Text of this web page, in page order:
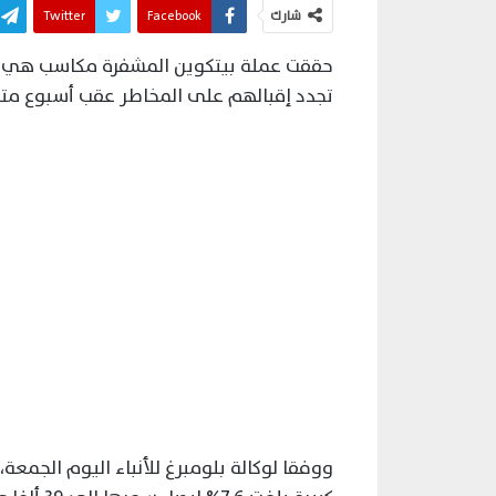
شارك Facebook
Twitter
حققت عملة بيتكوين المشفرة مكاسب هي
تجدد إقبالهم على المخاطر عقب أسبوع
ووفقا لوكالة بلومبرغ للأنباء اليوم